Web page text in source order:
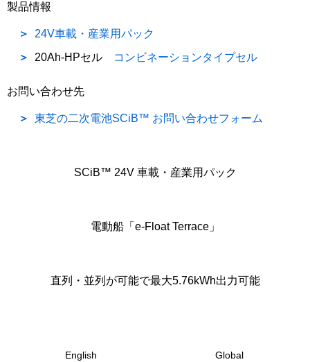
製品情報
24V車載・産業用パック
20Ah-HPセル
コンビネーションタイプセル
お問い合わせ先
東芝の二次電池SCiB™ お問い合わせフォーム
SCiB™ 24V 車載・産業用パック
電動船「e-Float Terrace」
直列・並列が可能で最大5.76kWh出力可能
English Global